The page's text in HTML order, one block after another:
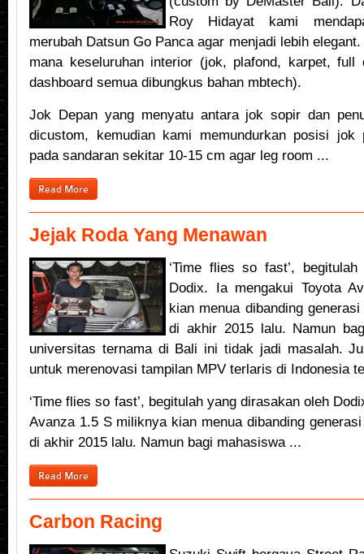
Roy Hidayat kami
merubah Datsun Go Panca agar menjadi lebih
mana keseluruhan interior (jok, plafond, karpet, full
dashboard semua dibungkus bahan mbtech).
Jok Depan yang menyatu antara jok sopir dan
dicustom, kemudian kami memundurkan posisi jok
pada sandaran sekitar 10-15 cm agar leg room ...
Read More
Jejak Roda Yang Menawan
‘Time flies so fast’,
Dodix. Ia mengakui Toyota
kian menua dibanding
di akhir 2015 lalu. Namun
universitas ternama di Bali ini tidak jadi masalah.
untuk merenovasi tampilan MPV terlaris di Indonesia
‘Time flies so fast’, begitulah yang dirasakan oleh
Avanza 1.5 S miliknya kian menua dibanding
di akhir 2015 lalu. Namun bagi mahasiswa ...
Read More
Carbon Racing